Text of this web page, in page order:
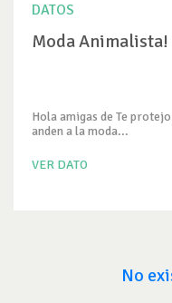
DATOS
Moda
Hola amigas de Te
anden a la moda...
VER DATO
No